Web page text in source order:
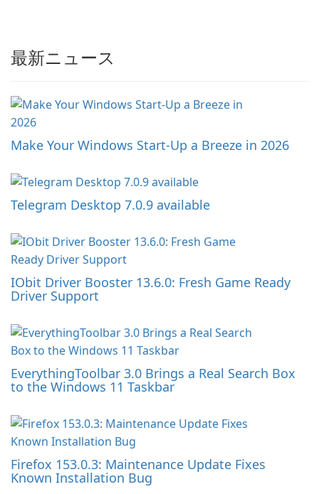
最新ニュース
Make Your Windows Start-Up a Breeze in 2026
Telegram Desktop 7.0.9 available
IObit Driver Booster 13.6.0: Fresh Game Ready
Driver Support
EverythingToolbar 3.0 Brings a Real Search Box
to the Windows 11 Taskbar
Firefox 153.0.3: Maintenance Update Fixes
Known Installation Bug